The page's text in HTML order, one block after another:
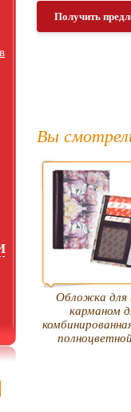
Получить
Вы
Обложка для
карманом